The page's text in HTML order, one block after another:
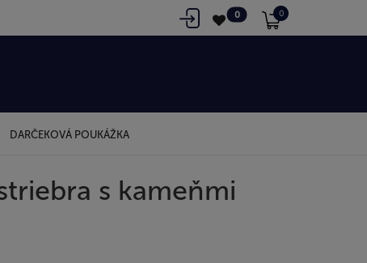
0 0
DARČEKOVÁ POUKÁŽKA
s kameňmi